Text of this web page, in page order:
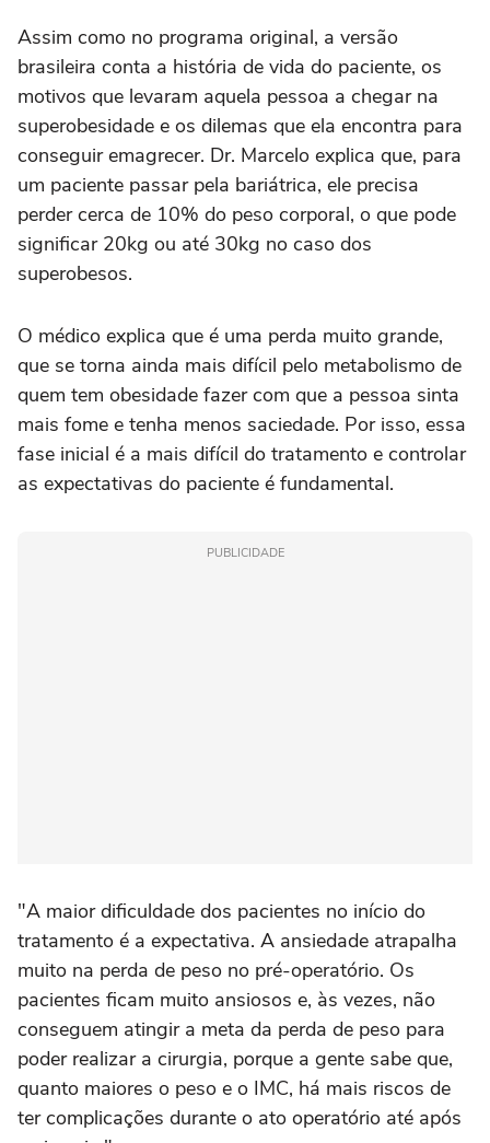
Assim como no programa original, a versão
brasileira conta a história de vida do paciente, os
motivos que levaram aquela pessoa a chegar na
superobesidade e os dilemas que ela encontra para
conseguir emagrecer. Dr. Marcelo explica que, para
um paciente passar pela bariátrica, ele precisa
perder cerca de 10% do peso corporal, o que pode
significar 20kg ou até 30kg no caso dos
superobesos.
O médico explica que é uma perda muito grande,
que se torna ainda mais difícil pelo metabolismo de
quem tem obesidade fazer com que a pessoa sinta
mais fome e tenha menos saciedade. Por isso, essa
fase inicial é a mais difícil do tratamento e controlar
as expectativas do paciente é fundamental.
PUBLICIDADE
"A maior dificuldade dos pacientes no início do
tratamento é a expectativa. A ansiedade atrapalha
muito na perda de peso no pré-operatório. Os
pacientes ficam muito ansiosos e, às vezes, não
conseguem atingir a meta da perda de peso para
poder realizar a cirurgia, porque a gente sabe que,
quanto maiores o peso e o IMC, há mais riscos de
ter complicações durante o ato operatório até após